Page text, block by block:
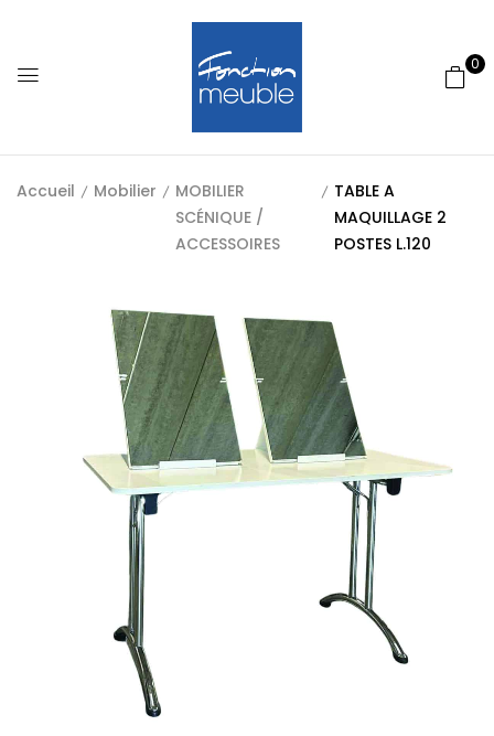
0
Accueil Mobilier
MOBILIER
SCÉNIQUE /
ACCESSOIRES
TABLE A
MAQUILLAGE 2
POSTES L.120